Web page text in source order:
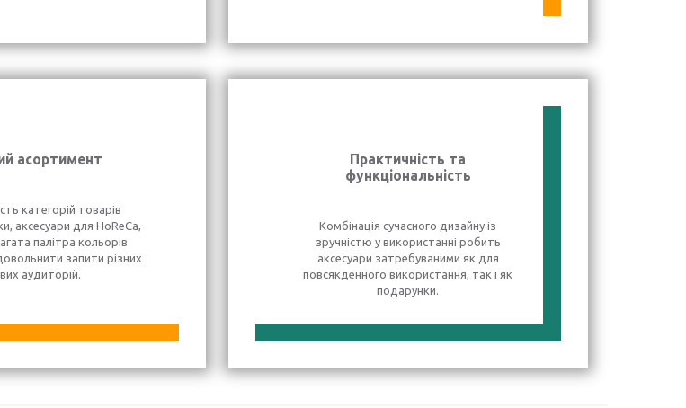
асортимент
категорій товарів
аксесуари для HoReCa,
палітра кольорів
запити різних
аудиторій.
Практичність та
функціональність
Комбінація сучасного дизайну із
зручністю у використанні робить
аксесуари затребуваними як для
повсякденного використання, так і як
подарунки.